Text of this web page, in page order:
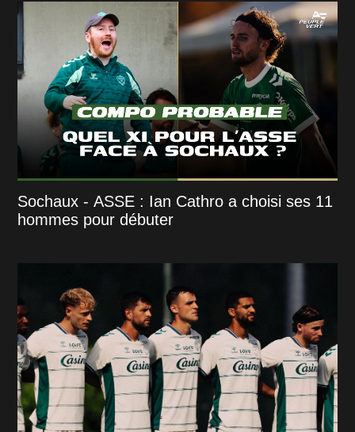
Sochaux - ASSE : Ian Cathro a choisi ses 11
hommes pour débuter